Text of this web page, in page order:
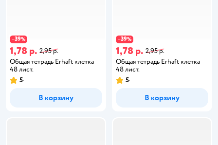
−39%
1,78 р. 2,95 р.
Общая тетрадь Erhaft клетка
48 лист.
5
В корзину
−39%
1,78 р. 2,95 р.
Общая тетрадь Erhaft клетка
48 лист.
5
В корзину